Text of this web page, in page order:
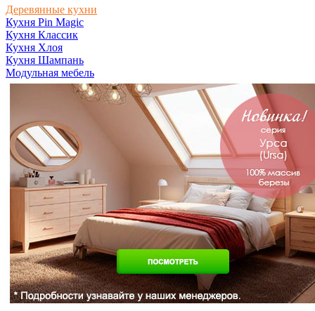
Деревянные кухни
Кухня Pin Magic
Кухня Классик
Кухня Хлоя
Кухня Шампань
Модульная мебель